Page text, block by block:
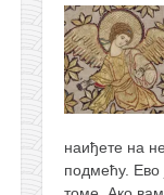
наиђете на
подмећу. Ево